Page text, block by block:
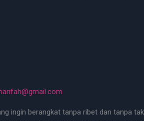
ingin berangkat tanpa ribet dan tanpa